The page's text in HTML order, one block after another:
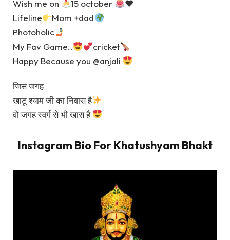
Wish me on
15 october
♥
Lifeline
Mom +dad
Photoholic
My Fav Game..
cricket
Happy Because you @anjali
जिस जगह
खाटू श्याम जी का निवास है
वो जगह स्वर्ग से भी खास है
Instagram Bio For Khatushyam Bhakt